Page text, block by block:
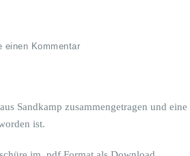
einen Kommentar
Sandkamp zusammengetragen und
ist.